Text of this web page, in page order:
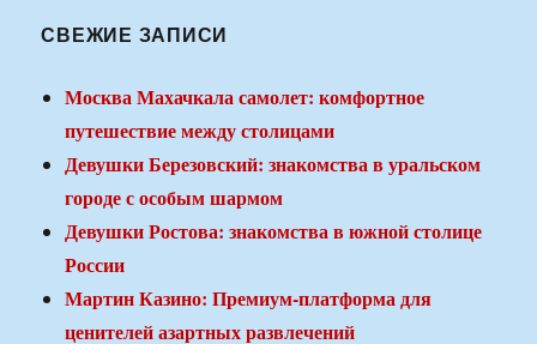
СВЕЖИЕ ЗАПИСИ
Москва Махачкала самолет: комфортное
путешествие между столицами
Девушки Березовский: знакомства в уральском
городе с особым шармом
Девушки Ростова: знакомства в южной столице
России
Мартин Казино: Премиум-платформа для
ценителей азартных развлечений